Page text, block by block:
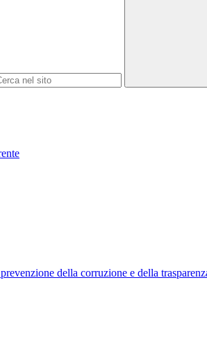
della corruzione e della